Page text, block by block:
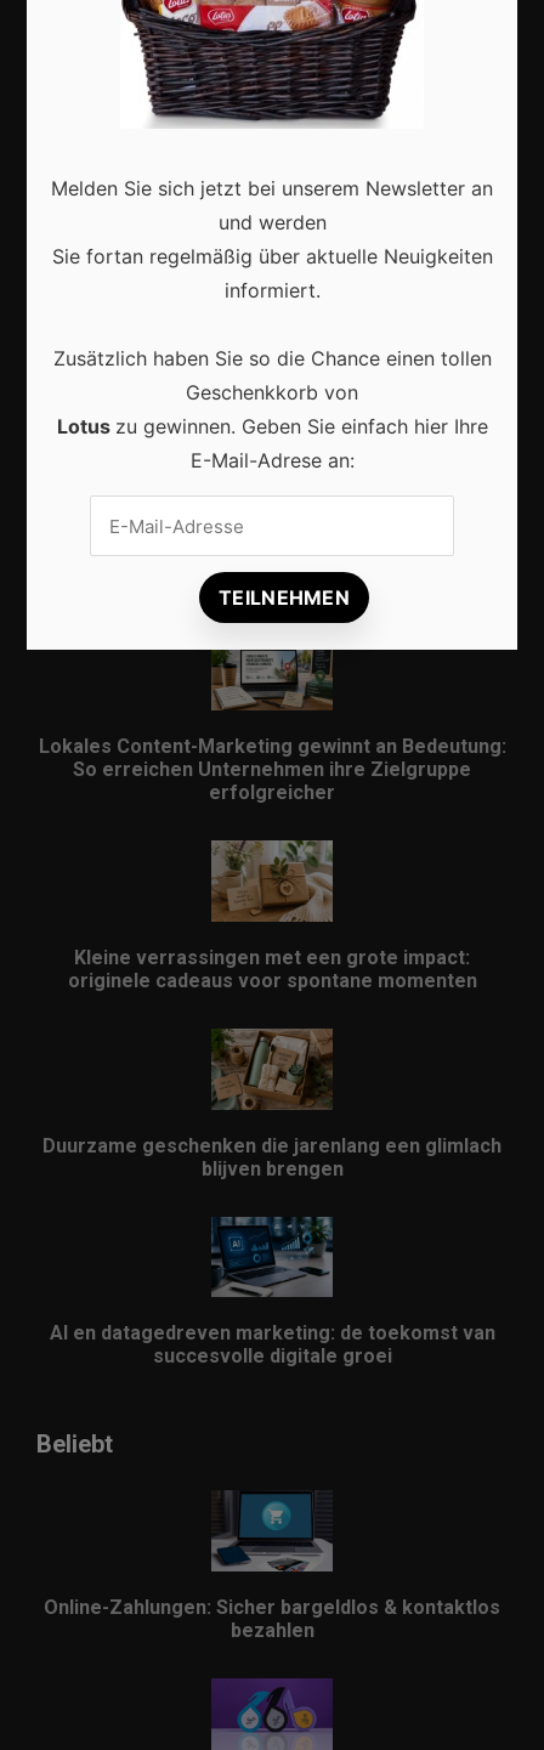
Erfolgsgeschichten
Webshops
Lokale Suchmaschinenoptimierung bleibt der
Schlüssel für mehr regionale Kunden
Lokales Content-Marketing gewinnt an Bedeutung:
So erreichen Unternehmen ihre Zielgruppe
erfolgreicher
Kleine verrassingen met een grote impact:
originele cadeaus voor spontane momenten
Duurzame geschenken die jarenlang een glimlach
blijven brengen
AI en datagedreven marketing: de toekomst van
succesvolle digitale groei
Beliebt
Online-Zahlungen: Sicher bargeldlos & kontaktlos
bezahlen
Melden Sie sich jetzt bei unserem Newsletter an
und werden
Sie fortan regelmäßig über aktuelle Neuigkeiten
informiert.
Zusätzlich haben Sie so die Chance einen tollen
Geschenkkorb von
Lotus zu gewinnen. Geben Sie einfach hier Ihre
E-Mail-Adrese an: